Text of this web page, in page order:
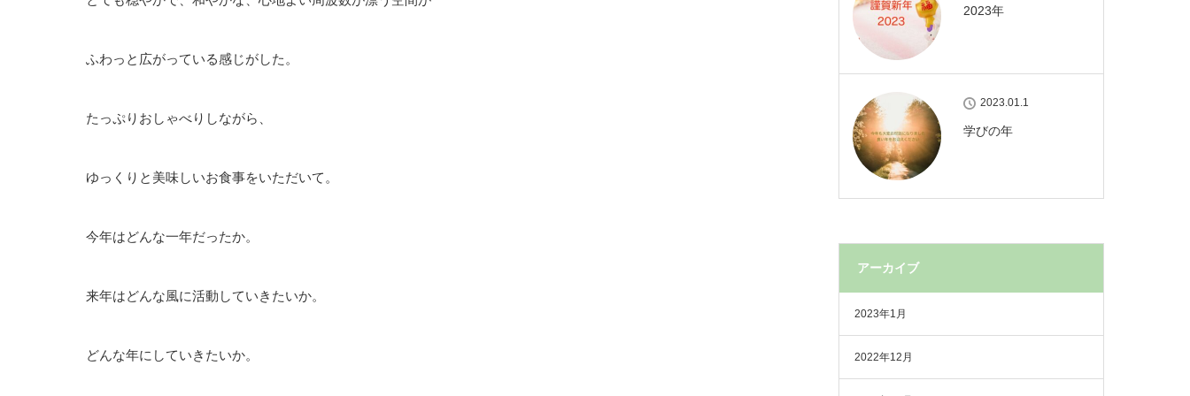
ふわっと広がっている感じがした。
たっぷりおしゃべりしながら、
ゆっくりと美味しいお食事をいただいて。
今年はどんな一年だったか。
来年はどんな風に活動していきたいか。
どんな年にしていきたいか。
2023年
2023.01.1
学びの年
アーカイブ
2023年1月
2022年12月